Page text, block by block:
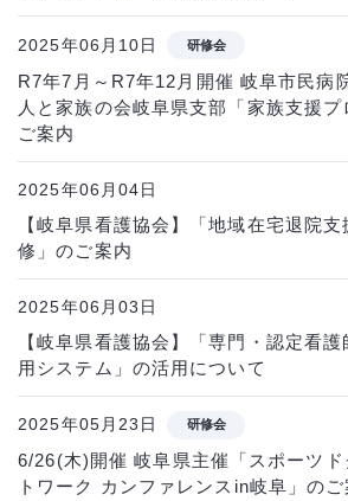
2025年06月10日 研修会
R7年7月～R7年12月開催 岐阜市民病
人と家族の会岐阜県支部「家族支援
ご案内
2025年06月04日
【岐阜県看護協会】「地域在宅退院
修」のご案内
2025年06月03日
【岐阜県看護協会】「専門・認定看
用システム」の活用について
2025年05月23日 研修会
6/26(木)開催 岐阜県主催「スポーツド
トワーク カンファレンスin岐阜」のご